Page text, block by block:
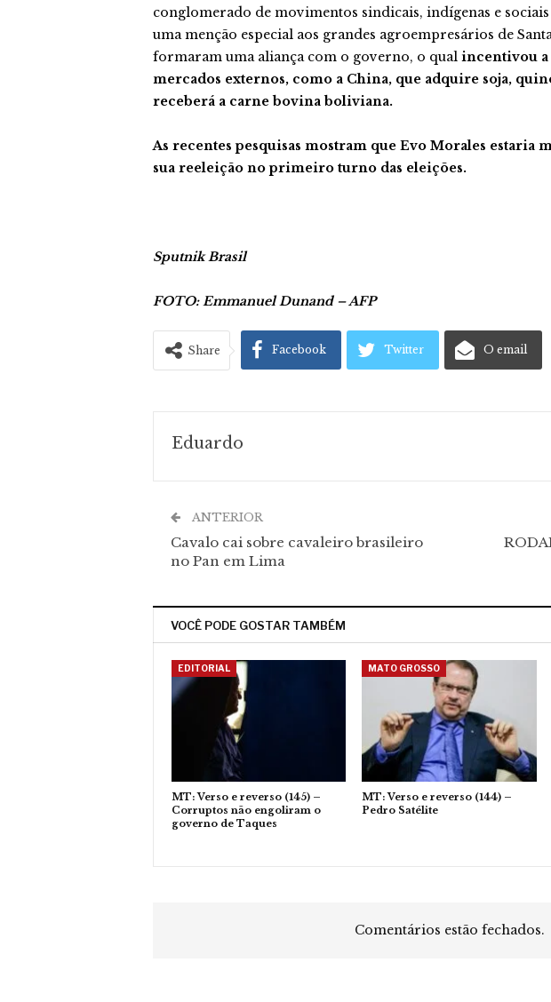
conglomerado de movimentos sindicais, indígenas e
uma menção especial aos grandes agroempresários de
formaram uma aliança com o governo, o qual incentivou a
mercados externos, como a China, que adquire soja,
receberá a carne bovina boliviana.
As recentes pesquisas mostram que Evo Morales estaria
sua reeleição no primeiro turno das eleições.
Sputnik Brasil
FOTO: Emmanuel Dunand – AFP
Share Facebook Twitter O email
Eduardo
ANTERIOR
Cavalo cai sobre cavaleiro brasileiro
no Pan em Lima
VOCÊ PODE GOSTAR TAMBÉM
EDITORIAL
MT: Verso e reverso (145) –
Corruptos não engoliram o
governo de Taques
MATO GROSSO
MT: Verso e reverso (144) –
Pedro Satélite
Comentários estão fechados.